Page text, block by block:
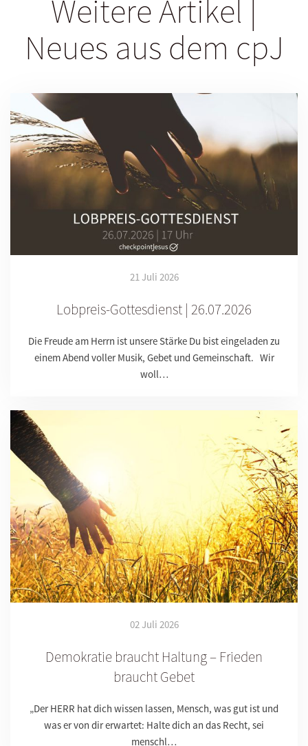
Weitere Artikel |
Neues aus dem cpJ
21 Juli 2026
Lobpreis-Gottesdienst | 26.07.2026
Die Freude am Herrn ist unsere Stärke Du bist eingeladen zu
einem Abend voller Musik, Gebet und Gemeinschaft. Wir
woll…
02 Juli 2026
Demokratie braucht Haltung – Frieden
braucht Gebet
„Der HERR hat dich wissen lassen, Mensch, was gut ist und
was er von dir erwartet: Halte dich an das Recht, sei
menschl…